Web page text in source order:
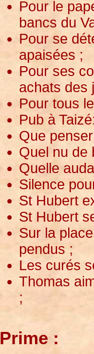
Pour le
bancs du
Pour se
apaisées ;
Pour ses
achats des
Pour tous
Pub à
Que
Quel nu de
Quelle
Silence
St Hubert
St Hubert
Sur la
pendus ;
Les curés
Thomas
;
Prime :